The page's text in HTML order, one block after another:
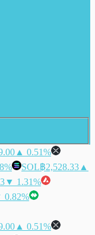
▲ 0.51%
SOL฿2,528.33 ▲
▼ 1.31%
0.82%
▲ 0.51%